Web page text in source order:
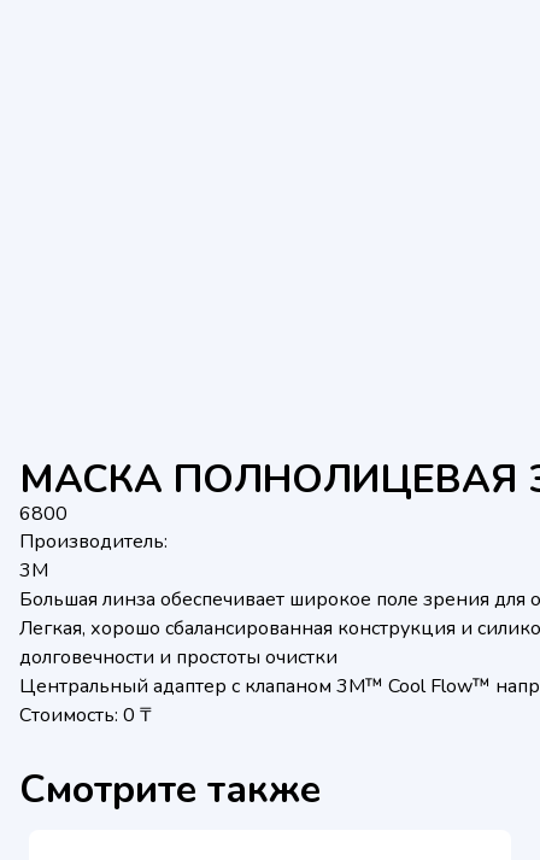
МАСКА ПОЛНОЛИЦЕВАЯ
6800
Производитель:
3M
Большая линза обеспечивает широкое поле зрения для
Легкая, хорошо сбалансированная конструкция и
долговечности и простоты очистки
Центральный адаптер с клапаном 3M™ Cool Flow™
Стоимость: 0 ₸
Смотрите также